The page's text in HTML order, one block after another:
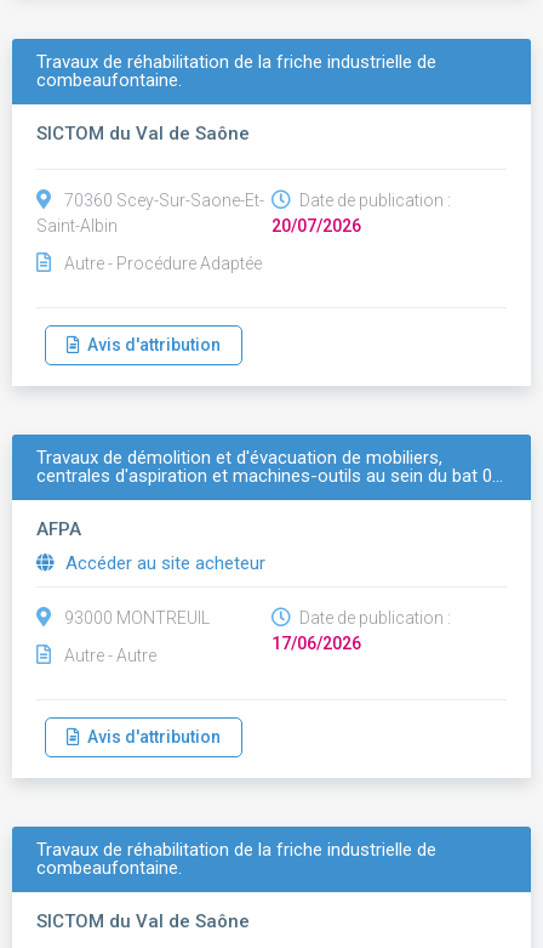
Travaux de réhabilitation de la friche industrielle de
combeaufontaine.
SICTOM du Val de Saône
70360 Scey-Sur-Saone-Et-
Saint-Albin
Autre - Procédure Adaptée
Date de publication :
20/07/2026
Avis d'attribution
Travaux de démolition et d'évacuation de mobiliers,
centrales d'aspiration et machines-outils au sein du bat 0…
AFPA
Accéder au site acheteur
93000 MONTREUIL
Autre - Autre
Date de publication :
17/06/2026
Avis d'attribution
Travaux de réhabilitation de la friche industrielle de
combeaufontaine.
SICTOM du Val de Saône